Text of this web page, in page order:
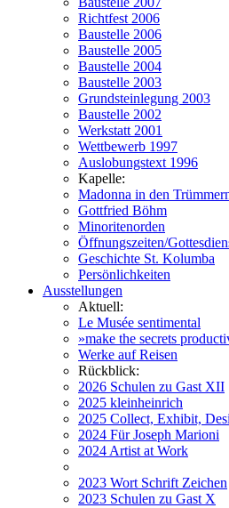
Richtfest 2006
Baustelle 2006
Baustelle 2005
Baustelle 2004
Baustelle 2003
Grundsteinlegung 2003
Baustelle 2002
Werkstatt 2001
Wettbewerb 1997
Auslobungstext 1996
Kapelle:
Madonna in den
Gottfried Böhm
Minoritenorden
Öffnungszeiten/
Geschichte St. Kolumba
Persönlichkeiten
Ausstellungen
Aktuell:
Le Musée sentimental
»make the secrets
Werke auf Reisen
Rückblick:
2026 Schulen zu Gast XII
2025 kleinheinrich
2025 Collect, Exhibit,
2024 Für Joseph Marioni
2024 Artist at Work
2023 Wort Schrift Zeichen
2023 Schulen zu Gast X